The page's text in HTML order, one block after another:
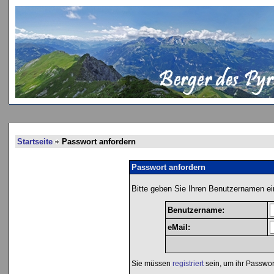
Startseite Passwort anfordern
Passwort anfordern
Bitte geben Sie Ihren Benutzernamen
Benutzername:
eMail:
Sie müssen registriert sein, um ihr